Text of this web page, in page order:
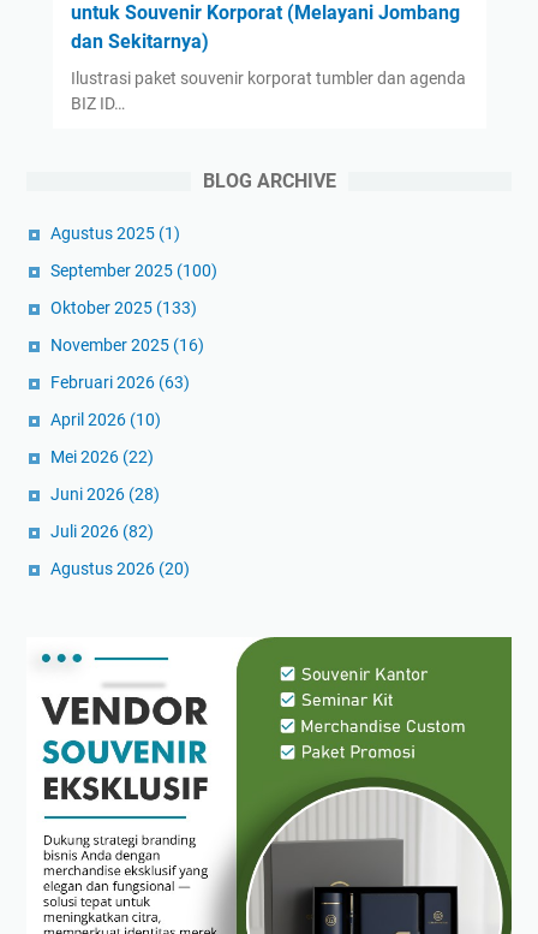
untuk Souvenir Korporat (Melayani Jombang
dan Sekitarnya)
Ilustrasi paket souvenir korporat tumbler dan agenda
BIZ ID…
BLOG ARCHIVE
Agustus 2025 (1)
September 2025 (100)
Oktober 2025 (133)
November 2025 (16)
Februari 2026 (63)
April 2026 (10)
Mei 2026 (22)
Juni 2026 (28)
Juli 2026 (82)
Agustus 2026 (20)